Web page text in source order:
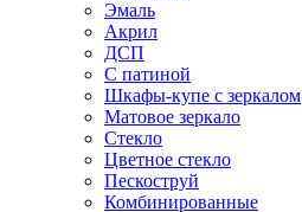
Эмаль
Акрил
ДСП
С патиной
Шкафы-купе с зеркалом
Матовое зеркало
Стекло
Цветное стекло
Пескоструй
Комбинированные